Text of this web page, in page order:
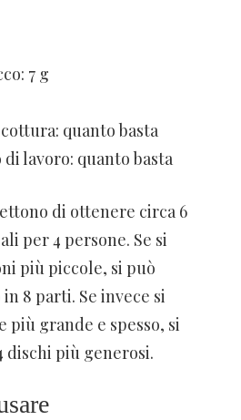
7 g
quanto basta
lavoro: quanto basta
di ottenere circa 6
per 4 persone. Se si
più piccole, si può
8 parti. Se invece si
più grande e spesso, si
dischi più generosi.